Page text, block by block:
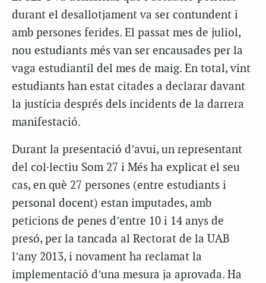
durant el desallotjament va ser contundent i
amb persones ferides. El passat mes de juliol,
nou estudiants més van ser encausades per la
vaga estudiantil del mes de maig. En total, vint
estudiants han estat citades a declarar davant
la justícia després dels incidents de la darrera
manifestació.
Durant la presentació d’avui, un representant
del col·lectiu Som 27 i Més ha explicat el seu
cas, en què 27 persones (entre estudiants i
personal docent) estan imputades, amb
peticions de penes d’entre 10 i 14 anys de
presó, per la tancada al Rectorat de la UAB
l’any 2013, i novament ha reclamat la
implementació d’una mesura ja aprovada. Ha